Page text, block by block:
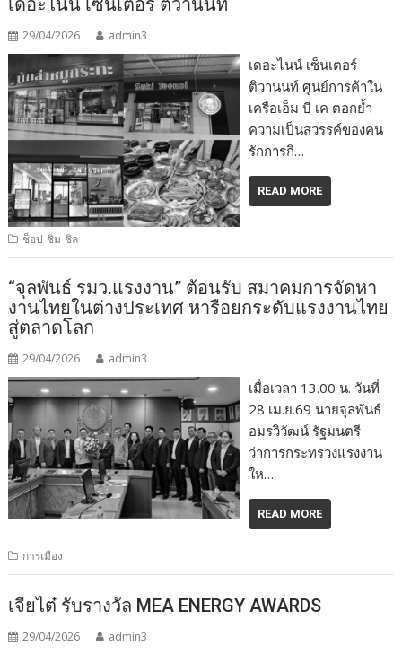
29/04/2026 admin3
เดอะไนน์ เซ็นเตอร์
ติวานนท์ ศูนย์การค้าใน
เครือเอ็ม บี เค ตอกย้ำ
ความเป็นสวรรค์ของคน
รักการกิ…
READ MORE
ช็อป-ชิม-ชิล
“จุลพันธ์ รมว.แรงงาน” ต้อนรับ สมาคมการจัดหา
งานไทยในต่างประเทศ หารือยกระดับแรงงานไทย
สู่ตลาดโลก
29/04/2026 admin3
เมื่อเวลา 13.00 น. วันที่
28 เม.ย.69 นายจุลพันธ์
อมรวิวัฒน์ รัฐมนตรี
ว่าการกระทรวงแรงงาน
ให…
READ MORE
การเมือง
เจียไต๋ รับรางวัล MEA ENERGY AWARDS
29/04/2026 admin3